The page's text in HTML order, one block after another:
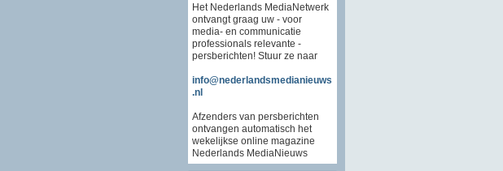
Het Nederlands MediaNetwerk
ontvangt graag uw - voor
media- en communicatie
professionals relevante -
persberichten! Stuur ze naar
info@nederlandsmedianieuws
.nl
Afzenders van persberichten
ontvangen automatisch het
wekelijkse online magazine
Nederlands MediaNieuws